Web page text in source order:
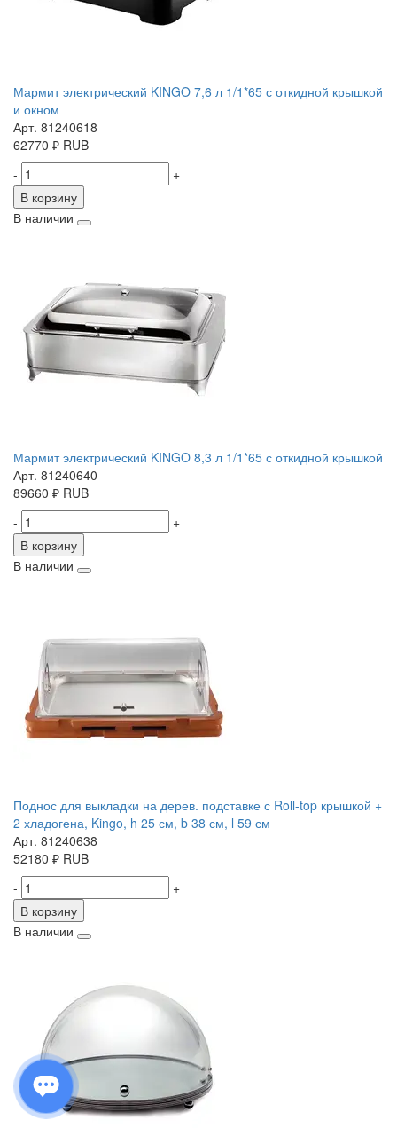
Мармит электрический KINGO 7,6 л 1/1*65 с откидной крышкой
и окном
Арт. 81240618
62770 ₽ RUB
-
+
В корзину
В наличии
Мармит электрический KINGO 8,3 л 1/1*65 с откидной крышкой
Арт. 81240640
89660 ₽ RUB
-
+
В корзину
В наличии
Поднос для выкладки на дерев. подставке с Roll-top крышкой +
2 хладогена, Kingo, h 25 см, b 38 см, l 59 см
Арт. 81240638
52180 ₽ RUB
-
+
В корзину
В наличии